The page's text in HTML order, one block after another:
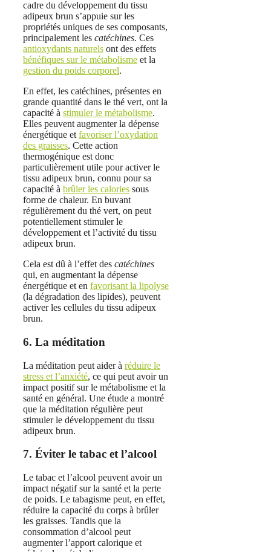
cadre du développement du tissu
adipeux brun s’appuie sur les
propriétés uniques de ses composants,
principalement les catéchines. Ces
antioxydants naturels ont des effets
bénéfiques sur le métabolisme et la
gestion du poids corporel.
En effet, les catéchines, présentes en
grande quantité dans le thé vert, ont la
capacité à stimuler le métabolisme.
Elles peuvent augmenter la dépense
énergétique et favoriser l’oxydation
des graisses. Cette action
thermogénique est donc
particulièrement utile pour activer le
tissu adipeux brun, connu pour sa
capacité à brûler les calories sous
forme de chaleur. En buvant
régulièrement du thé vert, on peut
potentiellement stimuler le
développement et l’activité du tissu
adipeux brun.
Cela est dû à l’effet des catéchines
qui, en augmentant la dépense
énergétique et en favorisant la lipolyse
(la dégradation des lipides), peuvent
activer les cellules du tissu adipeux
brun.
6. La méditation
La méditation peut aider à réduire le
stress et l’anxiété, ce qui peut avoir un
impact positif sur le métabolisme et la
santé en général. Une étude a montré
que la méditation régulière peut
stimuler le développement du tissu
adipeux brun.
7. Éviter le tabac et l’alcool
Le tabac et l’alcool peuvent avoir un
impact négatif sur la santé et la perte
de poids. Le tabagisme peut, en effet,
réduire la capacité du corps à brûler
les graisses. Tandis que la
consommation d’alcool peut
augmenter l’apport calorique et